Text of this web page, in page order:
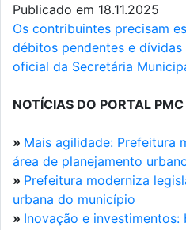
Publicado em 18.11.2025
Os contribuintes precisam
débitos pendentes e
oficial da Secretária
NOTÍCIAS DO PORTAL PMC
» Mais agilidade: Prefeitura
área de planejamento
» Prefeitura moderniza
urbana do município
» Inovação e